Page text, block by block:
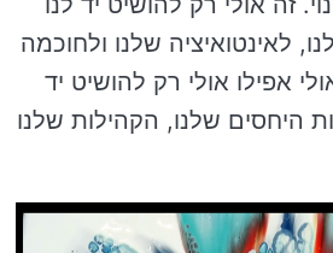
לאינטואיציה שלנו ולחוכמה
אפילו אולי רק להושיט יד
היחסים שלנו, הקהילות שלנו